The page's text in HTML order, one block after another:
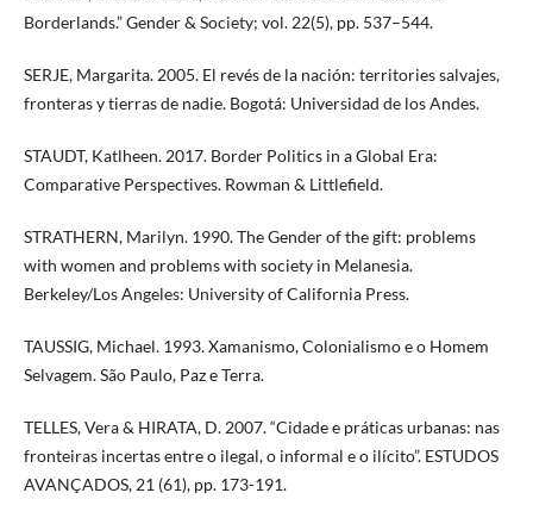
Borderlands.” Gender & Society; vol. 22(5), pp. 537–544.
SERJE, Margarita. 2005. El revés de la nación: territories salvajes,
fronteras y tierras de nadie. Bogotá: Universidad de los Andes.
STAUDT, Katlheen. 2017. Border Politics in a Global Era:
Comparative Perspectives. Rowman & Littlefield.
STRATHERN, Marilyn. 1990. The Gender of the gift: problems
with women and problems with society in Melanesia.
Berkeley/Los Angeles: University of California Press.
TAUSSIG, Michael. 1993. Xamanismo, Colonialismo e o Homem
Selvagem. São Paulo, Paz e Terra.
TELLES, Vera & HIRATA, D. 2007. “Cidade e práticas urbanas: nas
fronteiras incertas entre o ilegal, o informal e o ilícito”. ESTUDOS
AVANÇADOS, 21 (61), pp. 173-191.